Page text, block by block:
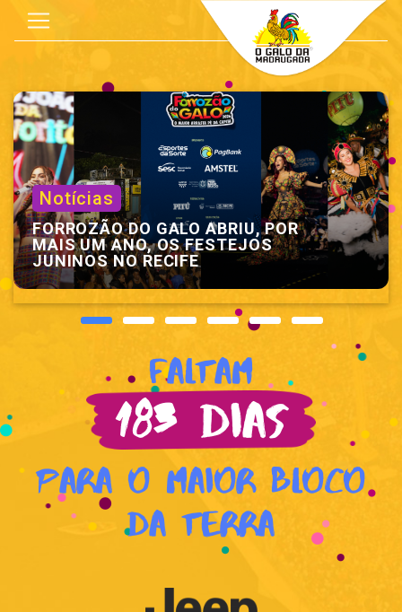
Notícias
FORROZÃO DO GALO ABRIU, POR
MAIS UM ANO, OS FESTEJOS
JUNINOS NO RECIFE
Faltam
183 dias
Para o Maior Bloco
da Terra